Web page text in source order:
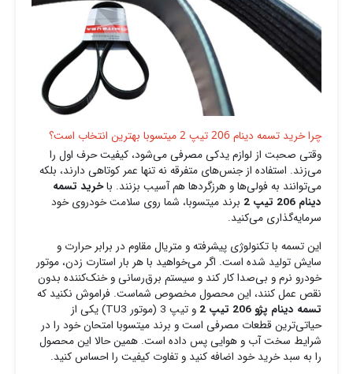
چرا خرید تسمه دینام 206 تیپ 2 میتسوبا بهترین انتخاب است؟
وقتی صحبت از لوازم یدکی مصرفی می‌شود، کیفیت حرف اول را
می‌زند. استفاده از جنس‌های متفرقه نه تنها عمر کوتاهی دارند، بلکه
می‌توانند به فولی‌ها و هرزگردها هم آسیب بزنند. باخرید تسمه
دینام 206 تیپ 2
برند میتسوبا، شما روی سلامت خودروی خود
سرمایه‌گذاری می‌کنید.
این تسمه با تکنولوژی پیشرفته و متریال مقاوم در برابر حرارت و
سایش تولید شده است. اگر می‌خواهید با هر بار استارت زدن، موتور
خودرو نرم و بی‌صدا کار کند و سیستم برق‌رسانی و خنک‌کننده بدون
نقص عمل کنند، این محصول مخصوص شماست. فراموش نکنید که
تسمه دینام پژو 206 تیپ 2
و تیپ 3 (موتور TU3) یکی از
حیاتی‌ترین قطعات مصرفی است و برند میتسوبا امتحان خود را در
شرایط سخت آب و هوایی پس داده است. همین حالا این محصول
را به سبد خرید خود اضافه کنید و تفاوت کیفیت را احساس کنید.